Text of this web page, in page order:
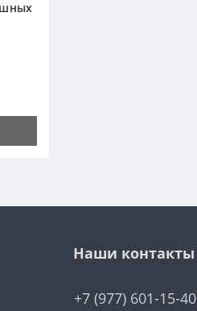
Наши контакты
+7 (977) 601-15-40